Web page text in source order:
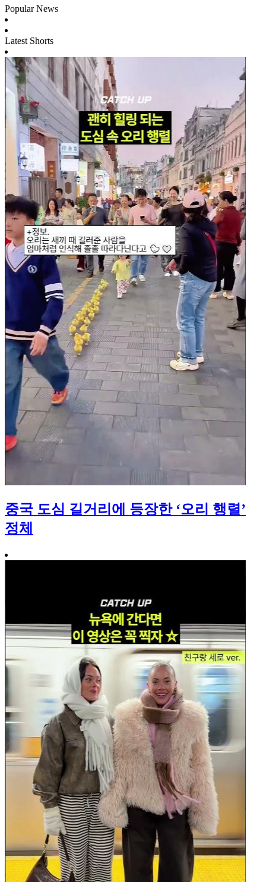
Popular News
Latest Shorts
중국 도심 길거리에 등장한 ‘오리 행렬’
정체